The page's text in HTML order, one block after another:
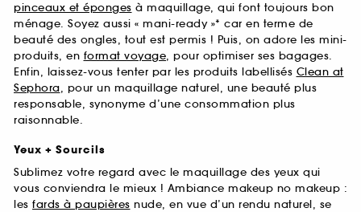
pinceaux et éponges à maquillage, qui font toujours bon
ménage. Soyez aussi « mani-ready »* car en terme de
beauté des ongles, tout est permis ! Puis, on adore les mini-
produits, en format voyage, pour optimiser ses bagages.
Enfin, laissez-vous tenter par les produits labellisés Clean at
Sephora, pour un maquillage naturel, une beauté plus
responsable, synonyme d’une consommation plus
raisonnable.
Yeux + Sourcils
Sublimez votre regard avec le maquillage des yeux qui
vous conviendra le mieux ! Ambiance makeup no makeup :
les fards à paupières nude, en vue d’un rendu naturel, se